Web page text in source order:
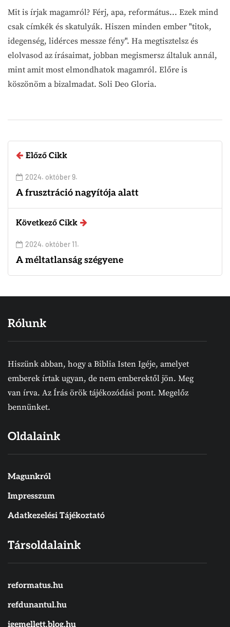
Mit is írjak magamról? Férj, apa, református... Ezek mind
csak címkék és skatulyák. Hiszen minden ember "titok,
idegenség, lidérces messze fény". Ha megtisztelsz és
elolvasod az írásaimat, jobban megismersz általuk annál,
mint amit most elmondhatok magamról. Előre is
köszönöm a bizalmadat. Soli Deo Gloria.
Előző Cikk
2024. október 9.
A frusztráció nagyítója alatt
Következő Cikk
2024. október 11.
A méltatlanság szégyene
Rólunk
Hiszünk abban, hogy a Biblia Isten Igéje, amelyet
emberek írtak ugyan, de nem emberektől jön. Meg
van írva. Az Írás örök tájékozódási pont. Megelőz
bennünket.
Oldalaink
Magunkról
Impresszum
Adatkezelési Tájékoztató
Társoldalaink
reformatus.hu
refdunantul.hu
igemellett.blog.hu